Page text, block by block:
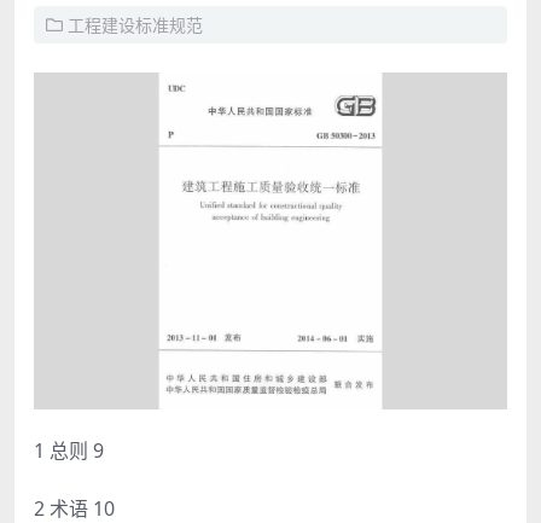
工程建设标准规范
1 总则 9
2 术语 10